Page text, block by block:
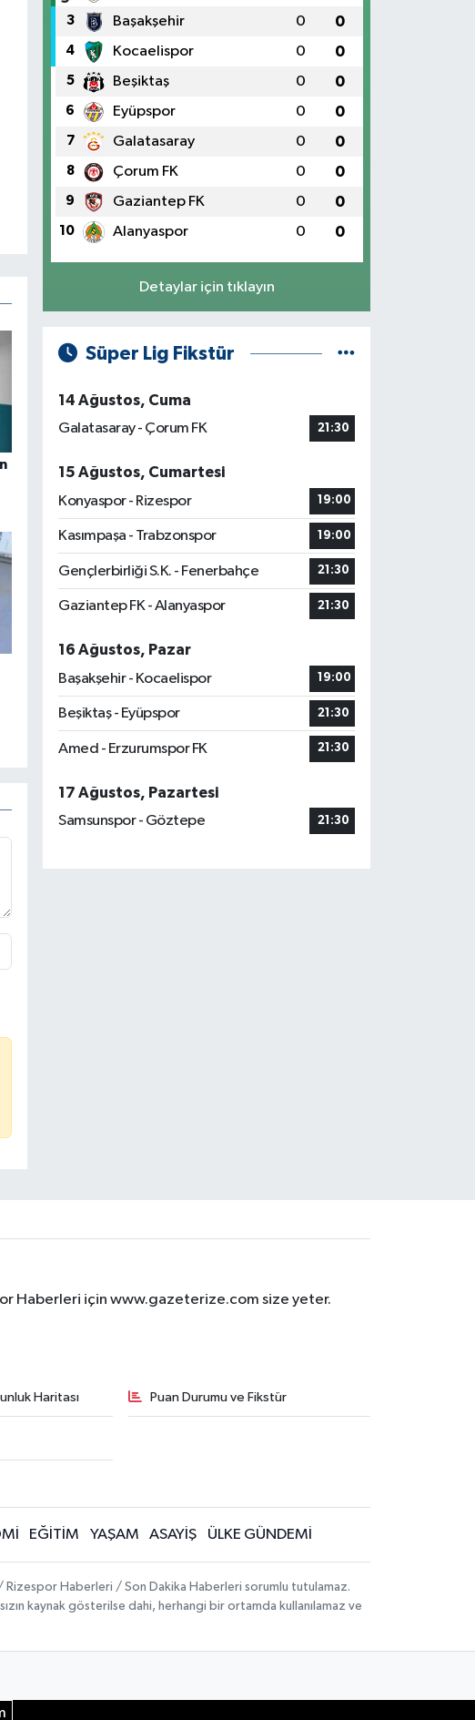
3 Başakşehir 0 0
4 Kocaelispor 0 0
5 Beşiktaş 0 0
6 Eyüpspor 0 0
7 Galatasaray 0 0
8 Çorum FK 0 0
9 Gaziantep FK 0 0
10 Alanyaspor 0 0
Detaylar için tıklayın
Süper Lig Fikstür
14 Ağustos, Cuma
Galatasaray - Çorum FK
21:30
15 Ağustos, Cumartesi
Konyaspor - Rizespor
19:00
Kasımpaşa - Trabzonspor 19:00
Gençlerbirliği S.K. - Fenerbahçe 21:30
Gaziantep FK - Alanyaspor 21:30
16 Ağustos, Pazar
Başakşehir - Kocaelispor
19:00
Beşiktaş - Eyüpspor 21:30
Amed - Erzurumspor FK 21:30
17 Ağustos, Pazartesi
Samsunspor - Göztepe
21:30
Haberleri için www.gazeterize.com size yeter.
Haritası Puan Durumu ve Fikstür
EĞİTİM YAŞAM ASAYİŞ ÜLKE GÜNDEMİ
Rizespor Haberleri / Son Dakika Haberleri sorumlu tutulamaz.
kaynak gösterilse dahi, herhangi bir ortamda kullanılamaz ve